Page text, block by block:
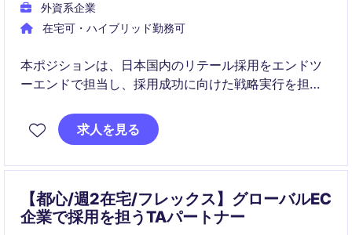
外資系企業
在宅可・ハイブリッド勤務可
本ポジションは、日本国内のリテール採用をエンドツ
ーエンドで担当し、採用成功に向けた戦略実行を担い
パイプラインの構築と組織成長に貢献いただきます。
求人を見る
【都心/週2在宅/フレックス】グローバルEC
企業で採用を担うTAパートナー